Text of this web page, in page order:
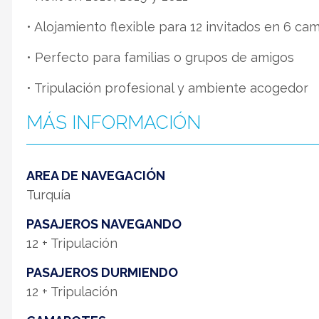
• Alojamiento flexible para 12 invitados en 6
• Perfecto para familias o grupos de amigos
• Tripulación profesional y ambiente acogedor
MÁS INFORMACIÓN
AREA DE NAVEGACIÓN
Turquía
PASAJEROS NAVEGANDO
12 + Tripulación
PASAJEROS DURMIENDO
12 + Tripulación